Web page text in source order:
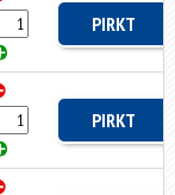
PIRKT
PIRKT